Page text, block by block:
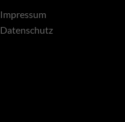
Impressum
Datenschutz